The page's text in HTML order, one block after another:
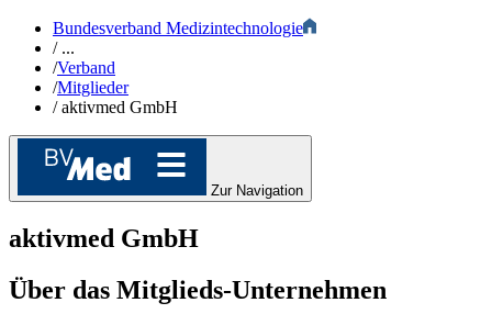
Bundesverband Medizintechnologie
/...
/Verband
/Mitglieder
/aktivmed GmbH
Zur Navigation
aktivmed GmbH
Über das Mitglieds-Unternehmen